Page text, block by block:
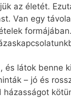
az életét.
Van egy
és látok benne
– jó és